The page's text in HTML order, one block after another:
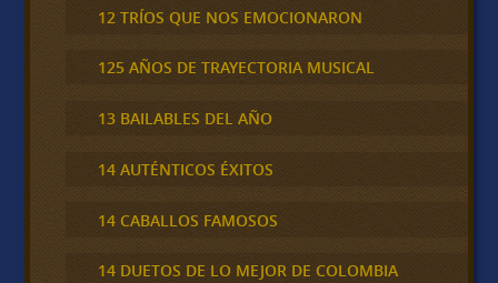
12 TRÍOS QUE NOS EMOCIONARON
125 AÑOS DE TRAYECTORIA MUSICAL
13 BAILABLES DEL AÑO
14 AUTÉNTICOS ÉXITOS
14 CABALLOS FAMOSOS
14 DUETOS DE LO MEJOR DE COLOMBIA